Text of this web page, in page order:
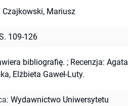
Czajkowski, Mariusz
109-126
bibliografię. ; Recenzja: Agata
Elżbieta Gaweł-Luty.
: Wydawnictwo Uniwersytetu